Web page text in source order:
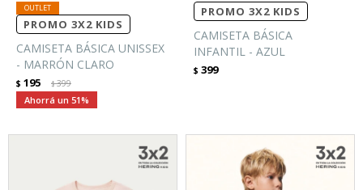
PROMO 3X2 KIDS
CAMISETA BÁSICA UNISSEX
- MARRÓN CLARO
$ 195 $399
51
PROMO 3X2 KIDS
CAMISETA BÁSICA
INFANTIL - AZUL
$ 399